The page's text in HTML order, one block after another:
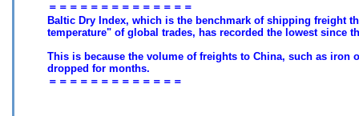
＝＝＝＝＝＝＝＝＝＝＝＝＝＝
Baltic Dry Index, which is the benchmark of shipping freight
temperature" of global trades, has recorded the lowest since
This is because the volume of freights to China, such as iron
dropped for months.
＝＝＝＝＝＝＝＝＝＝＝＝＝